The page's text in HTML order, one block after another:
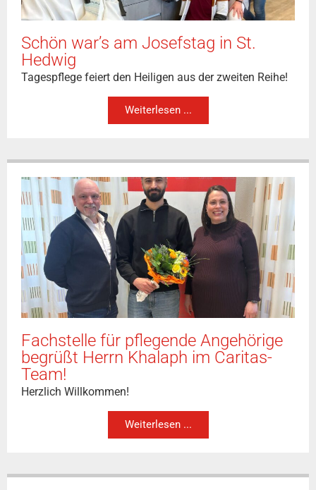
Schön war’s am Josefstag in St.
Hedwig
Tagespflege feiert den Heiligen aus der zweiten Reihe!
Weiterlesen ...
Fachstelle für pflegende Angehörige
begrüßt Herrn Khalaph im Caritas-
Team!
Herzlich Willkommen!
Weiterlesen ...